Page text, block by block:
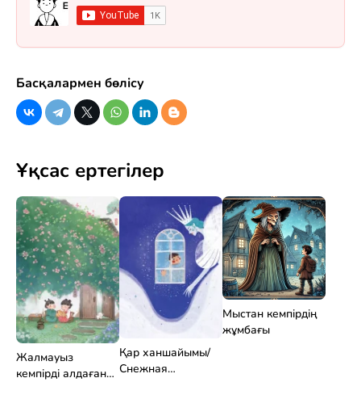
Басқалармен бөлісу
Ұқсас ертегілер
Жалмауыз
кемпірді алдаған
Қар ханшайымы/
Снежная
Мыстан кемпірдің
жұмбағы